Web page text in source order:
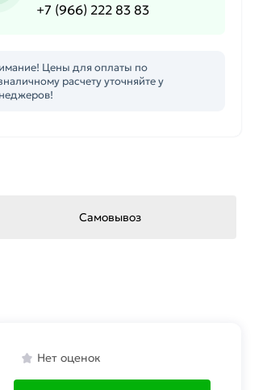
+7 (966) 222 83 83
Цены для оплаты по
расчету уточняйте у
Самовывоз
Нет оценок